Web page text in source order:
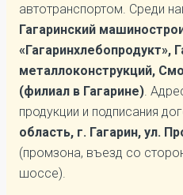
автотранспортом. Среди
Гагаринский
«Гагаринхлебопродукт»,
металлоконструкций,
(филиал в Гагарине).
продукции и подписания
область, г. Гагарин, ул.
(промзона, въезд со
шоссе).